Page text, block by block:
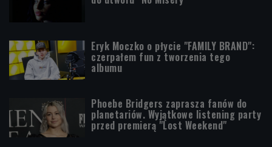
Eryk Moczko o płycie "FAMILY BRAND":
czerpałem fun z tworzenia tego
albumu
Phoebe Bridgers zaprasza fanów do
planetariów. Wyjątkowe listening party
przed premierą "Lost Weekend"